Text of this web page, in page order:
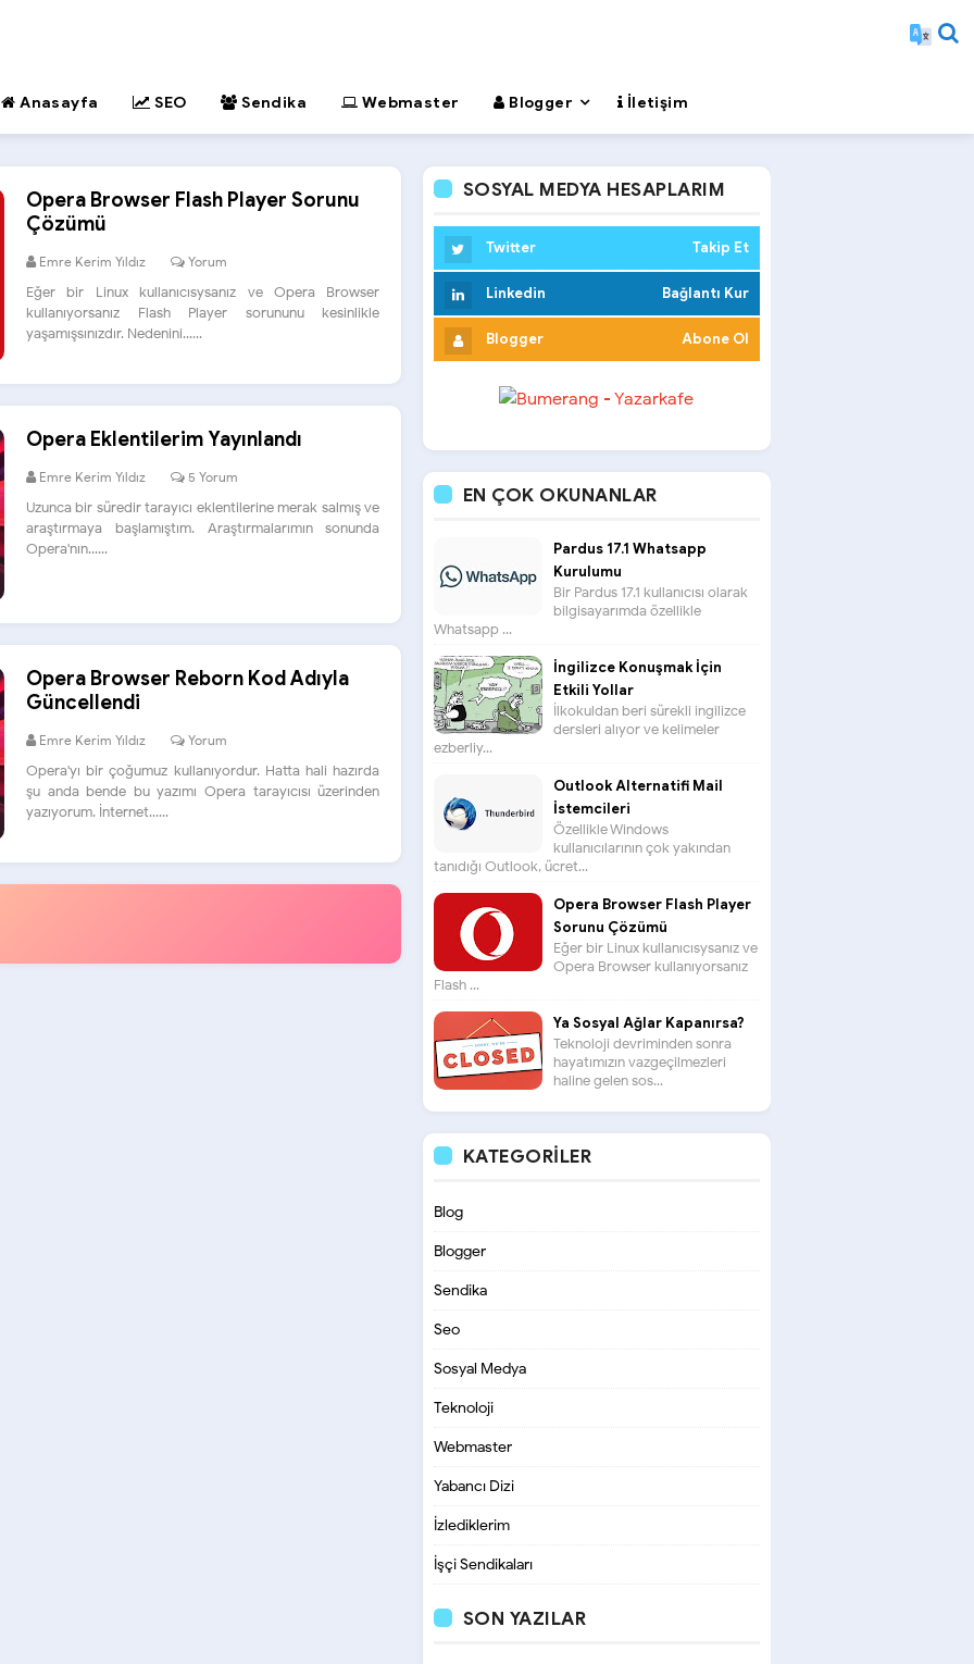
Anasayfa SEO Sendika Webmaster Blogger İletişim
Opera Browser Flash Player Sorunu
Çözümü
Emre Kerim Yıldız Yorum
Eğer bir Linux kullanıcısysanız ve Opera Browser
kullanıyorsanız Flash Player sorununu kesinlikle
yaşamışsınızdır. Nedenini......
Opera Eklentilerim Yayınlandı
Emre Kerim Yıldız 5 Yorum
Uzunca bir süredir tarayıcı eklentilerine merak salmış ve
araştırmaya başlamıştım. Araştırmalarımın sonunda
Opera'nın......
Opera Browser Reborn Kod Adıyla
Güncellendi
Emre Kerim Yıldız Yorum
Opera'yı bir çoğumuz kullanıyordur. Hatta hali hazırda
şu anda bende bu yazımı Opera tarayıcısı üzerinden
yazıyorum. İnternet......
SOSYAL MEDYA HESAPLARIM
Twitter Takip Et
Linkedin Bağlantı Kur
Blogger Abone Ol
EN ÇOK OKUNANLAR
Pardus 17.1 Whatsapp
Kurulumu
Bir Pardus 17.1 kullanıcısı olarak
bilgisayarımda özellikle
Whatsapp ...
İngilizce Konuşmak İçin
Etkili Yollar
İlkokuldan beri sürekli ingilizce
dersleri alıyor ve kelimeler
ezberliy...
Outlook Alternatifi Mail
İstemcileri
Özellikle Windows
kullanıcılarının çok yakından
tanıdığı Outlook, ücret...
Opera Browser Flash Player
Sorunu Çözümü
Eğer bir Linux kullanıcısysanız ve
Opera Browser kullanıyorsanız
Flash ...
Ya Sosyal Ağlar Kapanırsa?
Teknoloji devriminden sonra
hayatımızın vazgeçilmezleri
haline gelen sos...
KATEGORILER
Blog
Blogger
Sendika
Seo
Sosyal Medya
Teknoloji
Webmaster
Yabancı Dizi
İzlediklerim
İşçi Sendikaları
SON YAZILAR